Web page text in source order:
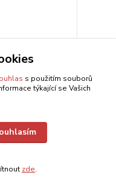
tyčinky.
Skladem 3 ks
s použitím souborů
týkající se Vašich
zde.